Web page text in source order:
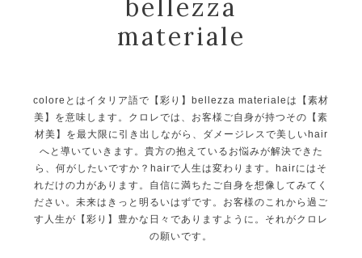
bellezza
materiale
coloreとはイタリア語で【彩り】bellezza materialeは【素材
美】を意味します。クロレでは、お客様ご自身が持つその【素
材美】を最大限に引き出しながら、ダメージレスで美しいhair
へと導いていきます。貴方の抱えているお悩みが解決できた
ら、何がしたいですか？hairで人生は変わります。hairにはそ
れだけの力があります。自信に満ちたご自身を想像してみてく
ださい。未来はきっと明るいはずです。お客様のこれから過ご
す人生が【彩り】豊かな日々でありますように。それがクロレ
の願いです。